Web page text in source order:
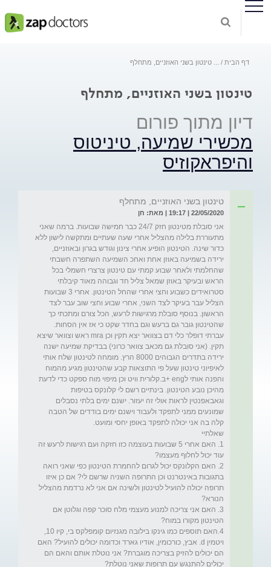
דף הבית טינטון בשני האוזניים, מתחלף
טינטון בשני האוזניים, מתחלף
דיון מתוך פורום
מכשירי שמיעה, טיניטוס
והיפראקוזיס
טינטון בשני האוזניים, מתחלף
22/05/2020 | 19:17 | מאת: חן
אני סובלת מטינטון חזק 24/7 כבר חמישה שבועות. ברמה שאני
מתעוררת בלילה מהצליל אחרי שעה שעתיים ומתקשה לישון ללא
כדור שינה. הטינטון הופיע אחרי צינון וגודש בגרון ובאוזניים,
ירידה בשמיעה באוזן אחת ואחכ השמיעה השתפרה חשבתי
שהחלמתי ולאחר שבוע קמתי עם טינטון צרצרי חשמלי בכל
הראש ובעיקר באוזן שמאל צליל חד וגבוהה מאוד קיבלתי
סטרואידים כשבוע וחצי אחרי שהחל הטינטון. אחרי 3 שבועות
הצליל עבר בעיקר לצד השני, אחרי שבוע וחצי שוב עבר לצד
הראשון. בנוסף סובלת מרגישות לרעש, הכל צורם ומתכתי כך
שהטינטון גובר גם ברעש וגם בחדר שקט כי אז אין הסחות.
עברתי דופלר כלי דם בצוואר יצא תקין וכן mra ראש וצוואר שיצא
תקין. (אני סובלת גם מכאב צוואר כרוני) בבדיקת שמיעה ישנה
ירידה בתדרים הגבוהים 8000 הרץ. מומחה לטינטון שלח אותי
לאיפיוני טינטון שעל פי התוצאות קבע שהטינטון מגיע מהמוח
והפנה אותי לeng +ב.קלורית וויט וכן מיפוי מוח ספקט כדי לדעת
מהיכן נובע הטינטון. בינתיים רשם לי קלונקס בטיפות
וגאבאפנטין לראות אולי זה יעזור. ישנם ימים בלתי נסבלים
שמונעים ממני לתפקד ולעבוד וישנם ימים בודדים של הטבה
1. האם אחרי 5 שבועות בעוצמה כזו חזקה ועם רגישות לרעש זה
2. האם הקלונקס יכול לגרום להחמרת הטינטון כפי שאני רואה
בתגובות באינטרנט וכן התרופה השניה שרשם לי? אם כן איזו
תרופה יכולה להועיל לטינטון ולשינה אם אני לא נרדמת מהצליל
3. האם אני צריכה למנוע מעצמי מלח סוכר קפה וגלוטן אם
4.האם תוספים כמו גינקו בילובה מגנזיום קומפלקס בי, קיו 10,
ויטמין d. אבץ, כורכומין, אודיו גארד וכדומה יכולים להועיל? האם
הם יכולים להזיק בצריכה מוגברת? אני נוטלת אותם והאם הם